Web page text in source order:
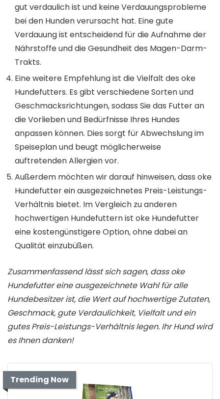
gut verdaulich ist und keine Verdauungsprobleme
bei den Hunden verursacht hat. Eine gute
Verdauung ist entscheidend für die Aufnahme der
Nährstoffe und die Gesundheit des Magen-Darm-
Trakts.
Eine weitere Empfehlung ist die Vielfalt des oke
Hundefutters. Es gibt verschiedene Sorten und
Geschmacksrichtungen, sodass Sie das Futter an
die Vorlieben und Bedürfnisse Ihres Hundes
anpassen können. Dies sorgt für Abwechslung im
Speiseplan und beugt möglicherweise
auftretenden Allergien vor.
Außerdem möchten wir darauf hinweisen, dass oke
Hundefutter ein ausgezeichnetes Preis-Leistungs-
Verhältnis bietet. Im Vergleich zu anderen
hochwertigen Hundefuttern ist oke Hundefutter
eine kostengünstigere Option, ohne dabei an
Qualität einzubüßen.
Zusammenfassend lässt sich sagen, dass oke
Hundefutter eine ausgezeichnete Wahl für alle
Hundebesitzer ist, die Wert auf hochwertige Zutaten,
Geschmack, gute Verdaulichkeit, Vielfalt und ein
gutes Preis-Leistungs-Verhältnis legen. Ihr Hund wird
es Ihnen danken!
Trending Now